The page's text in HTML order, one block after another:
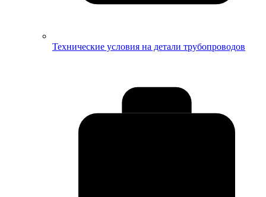
Технические условия на детали трубопроводов